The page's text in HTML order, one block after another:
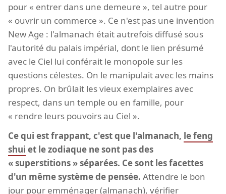
pour « entrer dans une demeure », tel autre pour
« ouvrir un commerce ». Ce n'est pas une invention
New Age : l'almanach était autrefois diffusé sous
l'autorité du palais impérial, dont le lien présumé
avec le Ciel lui conférait le monopole sur les
questions célestes. On le manipulait avec les mains
propres. On brûlait les vieux exemplaires avec
respect, dans un temple ou en famille, pour
« rendre leurs pouvoirs au Ciel ».
Ce qui est frappant, c'est que l'almanach, le feng
shui et le zodiaque ne sont pas des
« superstitions » séparées. Ce sont les facettes
d'un même système de pensée. Attendre le bon
jour pour emménager (almanach), vérifier